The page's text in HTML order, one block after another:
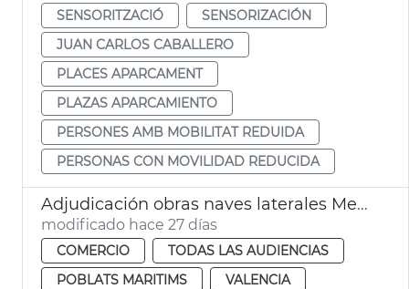
SENSORITZACIÓ
SENSORIZACIÓN
JUAN CARLOS CABALLERO
PLACES APARCAMENT
PLAZAS APARCAMIENTO
PERSONES AMB MOBILITAT REDUIDA
PERSONAS CON MOVILIDAD REDUCIDA
Adjudicación obras naves laterales Mercat Cabanyal València
modificado hace 27 días
COMERCIO
TODAS LAS AUDIENCIAS
POBLATS MARITIMS
VALENCIA